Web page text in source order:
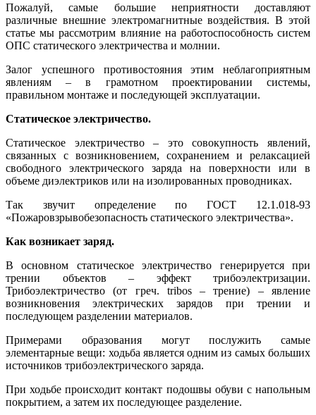
Пожалуй, самые большие неприятности доставляют
различные внешние электромагнитные воздействия. В этой
статье мы рассмотрим влияние на работоспособность систем
ОПС статического электричества и молнии.
Залог успешного противостояния этим неблагоприятным
явлениям – в грамотном проектировании системы,
правильном монтаже и последующей эксплуатации.
Статическое электричество.
Статическое электричество – это совокупность явлений,
связанных с возникновением, сохранением и релаксацией
свободного электрического заряда на поверхности или в
объеме диэлектриков или на изолированных проводниках.
Так звучит определение по ГОСТ 12.1.018-93
«Пожаровзрывобезопасность статического электричества».
Как возникает заряд.
В основном статическое электричество генерируется при
трении объектов – эффект трибоэлектризации.
Трибоэлектричество (от греч. tribos – трение) – явление
возникновения электрических зарядов при трении и
последующем разделении материалов.
Примерами образования могут послужить самые
элементарные вещи: ходьба является одним из самых больших
источников трибоэлектрического заряда.
При ходьбе происходит контакт подошвы обуви с напольным
покрытием, а затем их последующее разделение.